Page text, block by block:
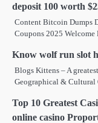
deposit 100 worth
Content Bitcoin Dumps
Coupons 2025 Welcome
Know wolf run slot
Blogs Kittens – A
Geographical & Cultural
Top 10 Greatest
online casino